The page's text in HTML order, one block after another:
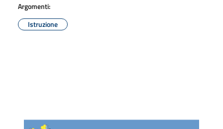
Argomenti:
Istruzione